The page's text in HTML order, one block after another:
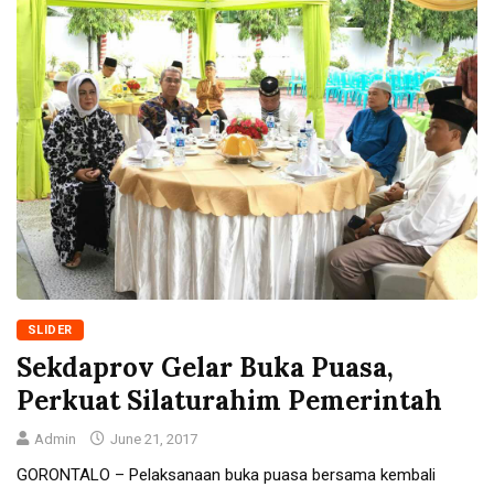
SLIDER
Sekdaprov Gelar Buka Puasa,
Perkuat Silaturahim Pemerintah
Admin June 21, 2017
GORONTALO – Pelaksanaan buka puasa bersama kembali